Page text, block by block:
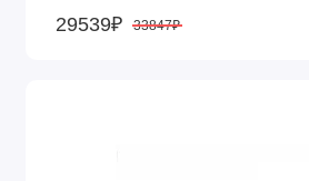
29539₽ 33847₽